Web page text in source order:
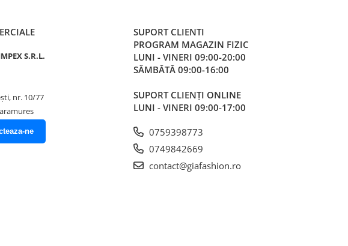
S.R.L.
nr. 10/77
ne
SUPORT CLIENTI
PROGRAM MAGAZIN FIZIC
LUNI - VINERI 09:00-20:00
SÂMBĂTĂ 09:00-16:00
SUPORT CLIENȚI ONLINE
LUNI - VINERI 09:00-17:00
0759398773
0749842669
contact@giafashion.ro